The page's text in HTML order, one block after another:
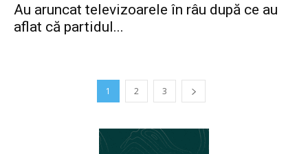
Au aruncat televizoarele în râu după ce au
aflat că partidul...
1 2 3